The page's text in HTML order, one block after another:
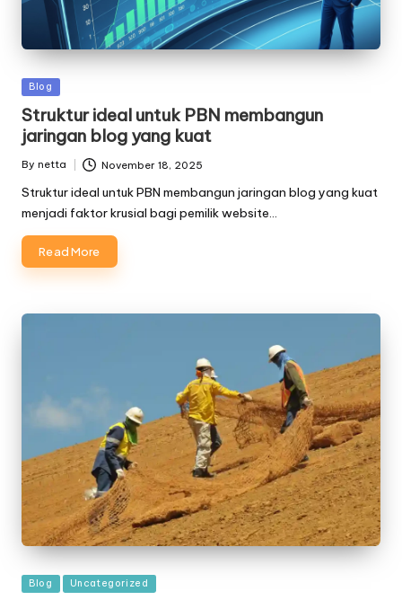
Posted
in
Blog
Struktur ideal untuk PBN membangun
jaringan blog yang kuat
Posted
By netta November 18, 2025
Struktur ideal untuk PBN membangun jaringan blog yang kuat
menjadi faktor krusial bagi pemilik website…
Read More
Posted
Blog Uncategorized